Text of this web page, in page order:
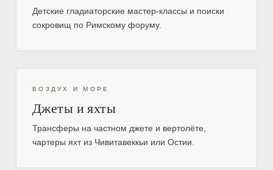
Детские гладиаторские мастер-классы и поиски
сокровищ по Римскому форуму.
ВОЗДУХ И МОРЕ
Джеты и яхты
Трансферы на частном джете и вертолёте,
чартеры яхт из Чивитавеккьи или Остии.